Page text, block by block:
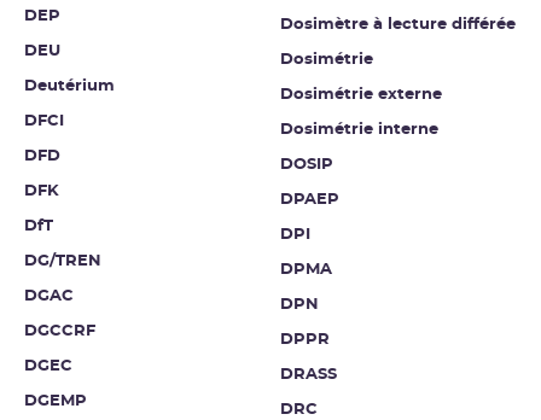
DEP
DEU
Deutérium
DFCI
DFD
DFK
DfT
DG/TREN
DGAC
DGCCRF
DGEC
DGEMP
Dosimètre à lecture différée
Dosimétrie
Dosimétrie externe
Dosimétrie interne
DOSIP
DPAEP
DPI
DPMA
DPN
DPPR
DRASS
DRC